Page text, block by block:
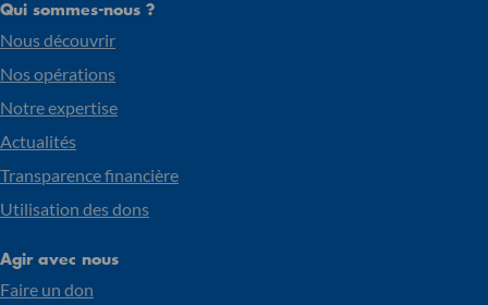
Qui sommes-nous ?
Nous découvrir
Nos opérations
Notre expertise
Actualités
Transparence financière
Utilisation des dons
Agir avec nous
Faire un don